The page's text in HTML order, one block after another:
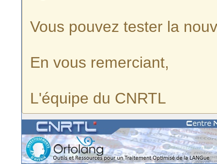
Vous pouvez tester la
En vous remerciant,
L'équipe du CNRTL